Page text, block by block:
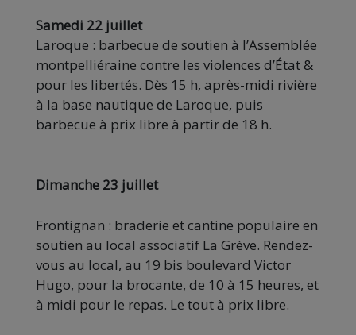
Samedi 22 juillet
Laroque : barbecue de soutien à l’Assemblée
montpelliéraine contre les violences d’État &
pour les libertés. Dès 15 h, après-midi rivière
à la base nautique de Laroque, puis
barbecue à prix libre à partir de 18 h.
Dimanche 23 juillet
Frontignan : braderie et cantine populaire en
soutien au local associatif La Grève. Rendez-
vous au local, au 19 bis boulevard Victor
Hugo, pour la brocante, de 10 à 15 heures, et
à midi pour le repas. Le tout à prix libre.